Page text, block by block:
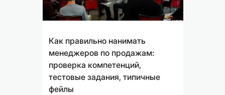
Как правильно нанимать
менеджеров по продажам:
проверка компетенций,
тестовые задания, типичные
фейлы